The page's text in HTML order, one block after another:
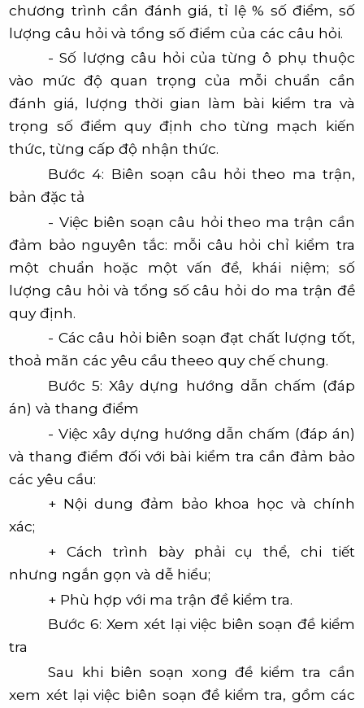
chương trình cần đánh giá, tỉ lệ % số điểm, số
lượng câu hỏi và tổng số điểm của các câu hỏi.
- Số lượng câu hỏi của từng ô phụ thuộc
vào mức độ quan trọng của mỗi chuẩn cần
đánh giá, lượng thời gian làm bài kiểm tra và
trọng số điểm quy định cho từng mạch kiến
thức, từng cấp độ nhận thức.
Bước 4: Biên soạn câu hỏi theo ma trận,
bản đặc tả
- Việc biên soạn câu hỏi theo ma trận cần
đảm bảo nguyên tắc: mỗi câu hỏi chỉ kiểm tra
một chuẩn hoặc một vấn đề, khái niệm; số
lượng câu hỏi và tổng số câu hỏi do ma trận đề
quy định.
- Các câu hỏi biên soạn đạt chất lượng tốt,
thoả mãn các yêu cầu theeo quy chế chung.
Bước 5: Xây dựng hướng dẫn chấm (đáp
án) và thang điểm
- Việc xây dựng hướng dẫn chấm (đáp án)
và thang điểm đối với bài kiểm tra cần đảm bảo
các yêu cầu:
+ Nội dung đảm bảo khoa học và chính
xác;
+ Cách trình bày phải cụ thể, chi tiết
nhưng ngắn gọn và dễ hiểu;
+ Phù hợp với ma trận đề kiểm tra.
Bước 6: Xem xét lại việc biên soạn đề kiểm
tra
Sau khi biên soạn xong đề kiểm tra cần
xem xét lại việc biên soạn đề kiểm tra, gồm các